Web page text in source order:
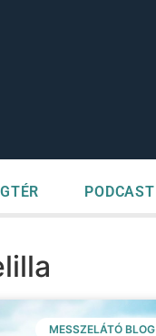
PODCAST
MESSZELÁTÓ BLOG